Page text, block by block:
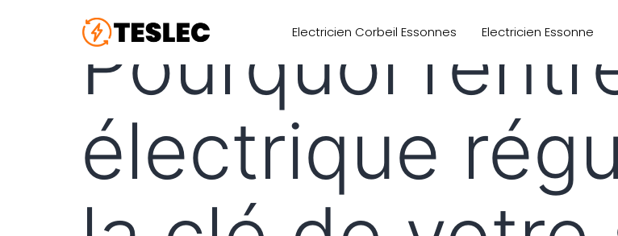
Electricien Corbeil Essonnes Electricien Essonne
Pourquoi
électrique